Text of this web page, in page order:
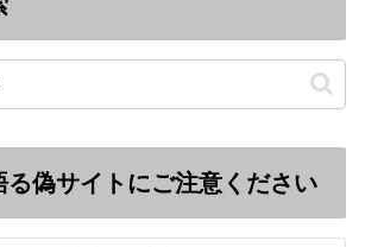
る偽サイトにご注意ください